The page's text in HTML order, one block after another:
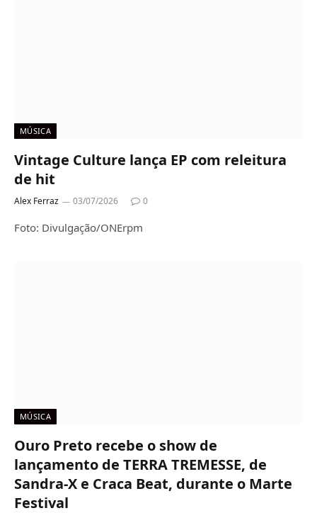
MÚSICA
Vintage Culture lança EP com releitura
de hit
Alex Ferraz 03/07/2026 0
Foto: Divulgação/ONErpm
MÚSICA
Ouro Preto recebe o show de
lançamento de TERRA TREMESSE, de
Sandra-X e Craca Beat, durante o Marte
Festival